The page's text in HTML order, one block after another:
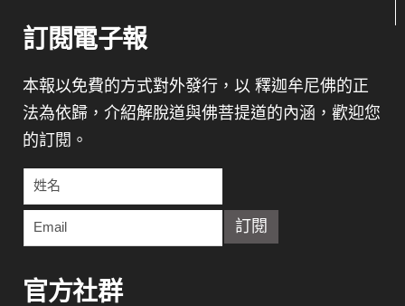
訂閱電子報
本報以免費的方式對外發行，以 釋迦牟尼佛的正
法為依歸，介紹解脫道與佛菩提道的內涵，歡迎您
的訂閱。
官方社群